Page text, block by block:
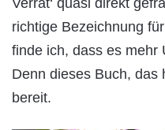
Verrat‘ quasi direkt
richtige Bezeichnung
finde ich, dass es mehr
Denn dieses Buch, das
bereit.